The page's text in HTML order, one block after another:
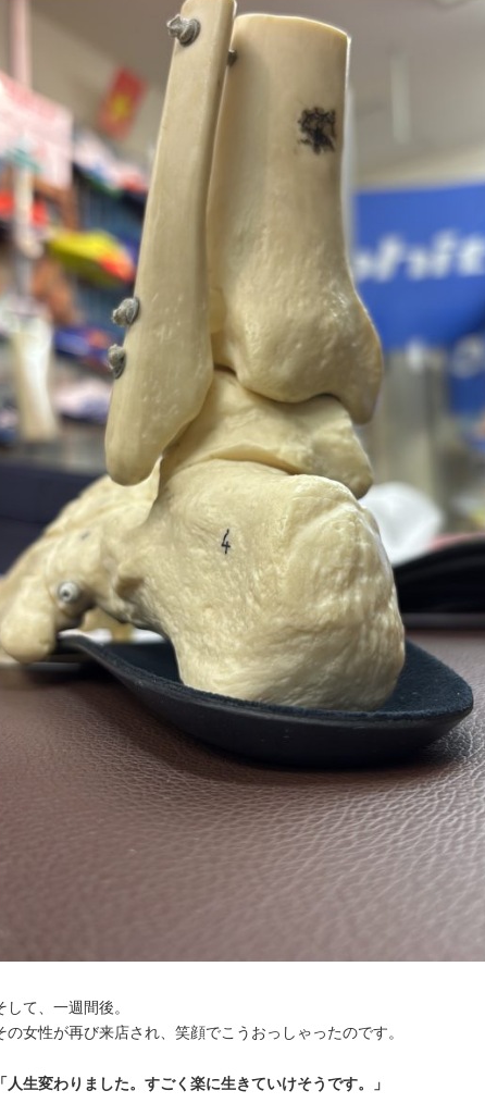
して、一週間後。
の女性が再び来店され、笑顔でこうおっしゃったのです。
「人生変わりました。すごく楽に生きていけそうです。」